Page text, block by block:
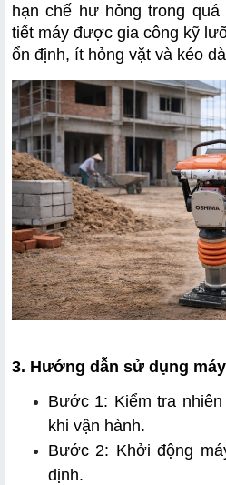
hạn chế hư hỏng trong
tiết máy được gia công kỹ
ổn định, ít hỏng vặt và kéo
3. Hướng dẫn sử dụng
Bước 1: Kiểm tra
khi vận hành.
Bước 2: Khởi động
định.